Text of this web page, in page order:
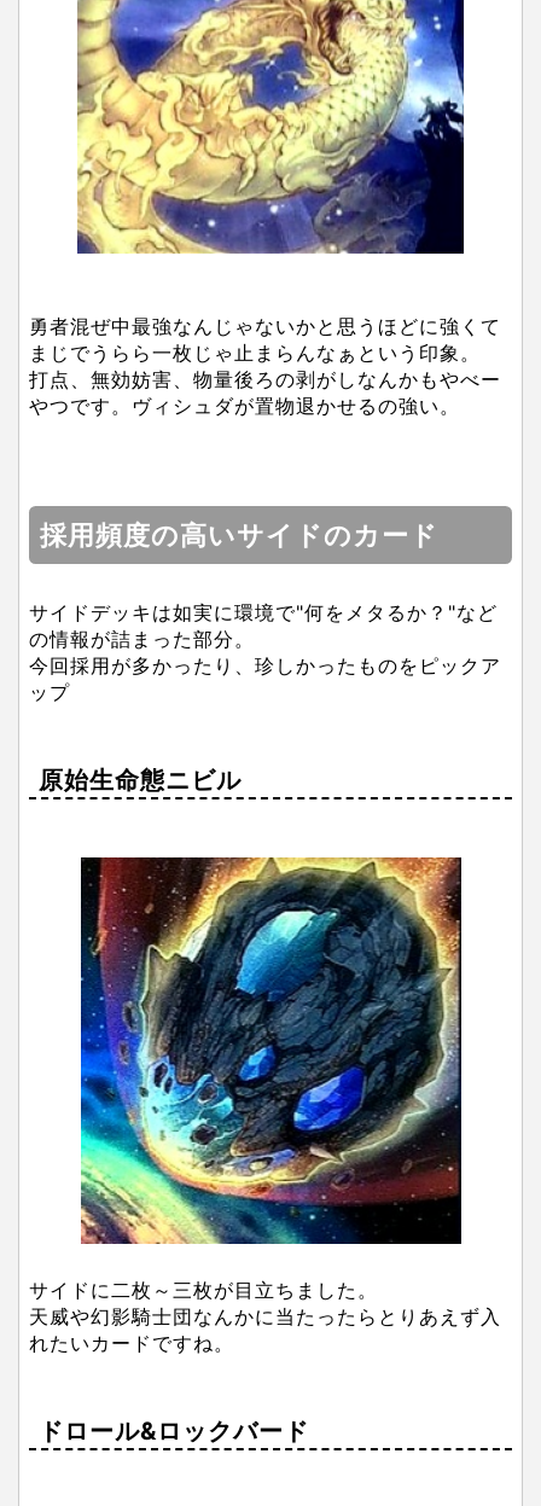
勇者混ぜ中最強なんじゃないかと思うほどに強くて
まじでうらら一枚じゃ止まらんなぁという印象。
打点、無効妨害、物量後ろの剥がしなんかもやべー
やつです。ヴィシュダが置物退かせるの強い。
採用頻度の高いサイドのカード
サイドデッキは如実に環境で"何をメタるか？"など
の情報が詰まった部分。
今回採用が多かったり、珍しかったものをピックア
ップ
原始生命態ニビル
サイドに二枚～三枚が目立ちました。
天威や幻影騎士団なんかに当たったらとりあえず入
れたいカードですね。
ドロール&ロックバード